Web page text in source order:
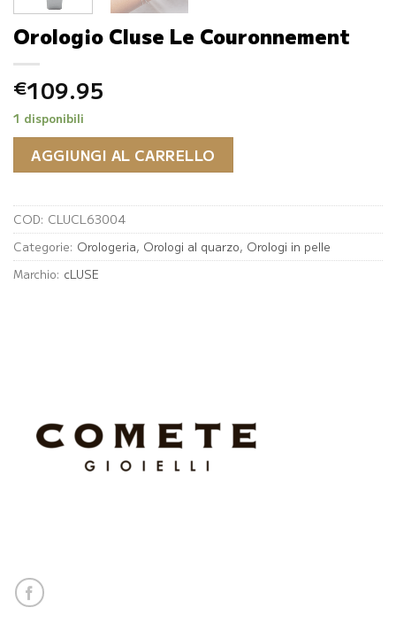
Orologio Cluse Le Couronnement
€109.95
1 disponibili
AGGIUNGI AL CARRELLO
COD: CLUCL63004
Categorie: Orologeria, Orologi al quarzo, Orologi in pelle
Marchio: cLUSE